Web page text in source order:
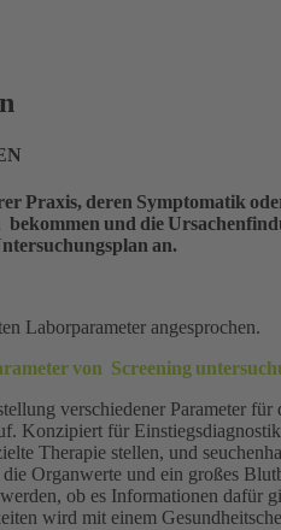
Praxis, deren Symptomatik
und die
an.
Laborparameter angesprochen.
von Screening
verschiedener Parameter
Konzipiert für
Therapie stellen, und
die Organwerte und ein großes
ob es Informationen dafür
wird mit einem